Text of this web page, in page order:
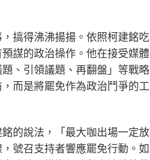
搞得沸沸揚揚。依照柯建銘吃
謀的政治操作。他在接受媒體
、引領議題、再翻盤」等戰略
而是將罷免作為政治鬥爭的工
的說法，「最大咖出場一定放
號召支持者響應罷免行動。如